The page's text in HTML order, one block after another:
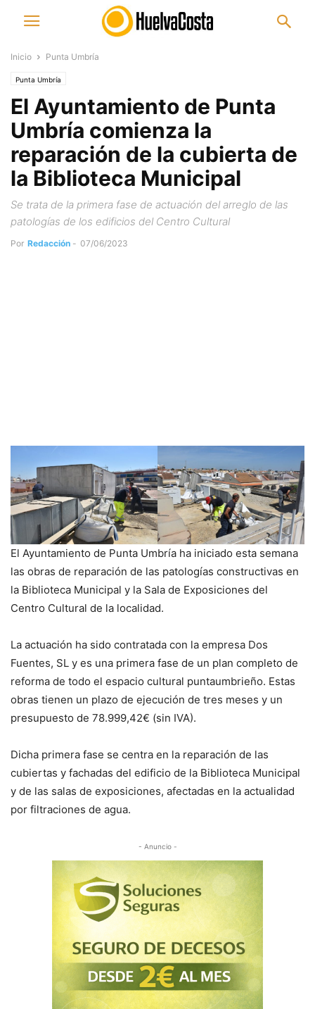
Inicio Punta Umbría
Punta Umbría
El Ayuntamiento de Punta
Umbría comienza la
reparación de la cubierta de
la Biblioteca Municipal
Se trata de la primera fase de actuación del arreglo de las
patologías de los edificios del Centro Cultural
Por Redacción - 07/06/2023
El Ayuntamiento de Punta Umbría ha iniciado esta semana
las obras de reparación de las patologías constructivas en
la Biblioteca Municipal y la Sala de Exposiciones del
Centro Cultural de la localidad.
La actuación ha sido contratada con la empresa Dos
Fuentes, SL y es una primera fase de un plan completo de
reforma de todo el espacio cultural puntaumbrieño. Estas
obras tienen un plazo de ejecución de tres meses y un
presupuesto de 78.999,42€ (sin IVA).
Dicha primera fase se centra en la reparación de las
cubiertas y fachadas del edificio de la Biblioteca Municipal
y de las salas de exposiciones, afectadas en la actualidad
por filtraciones de agua.
- Anuncio -